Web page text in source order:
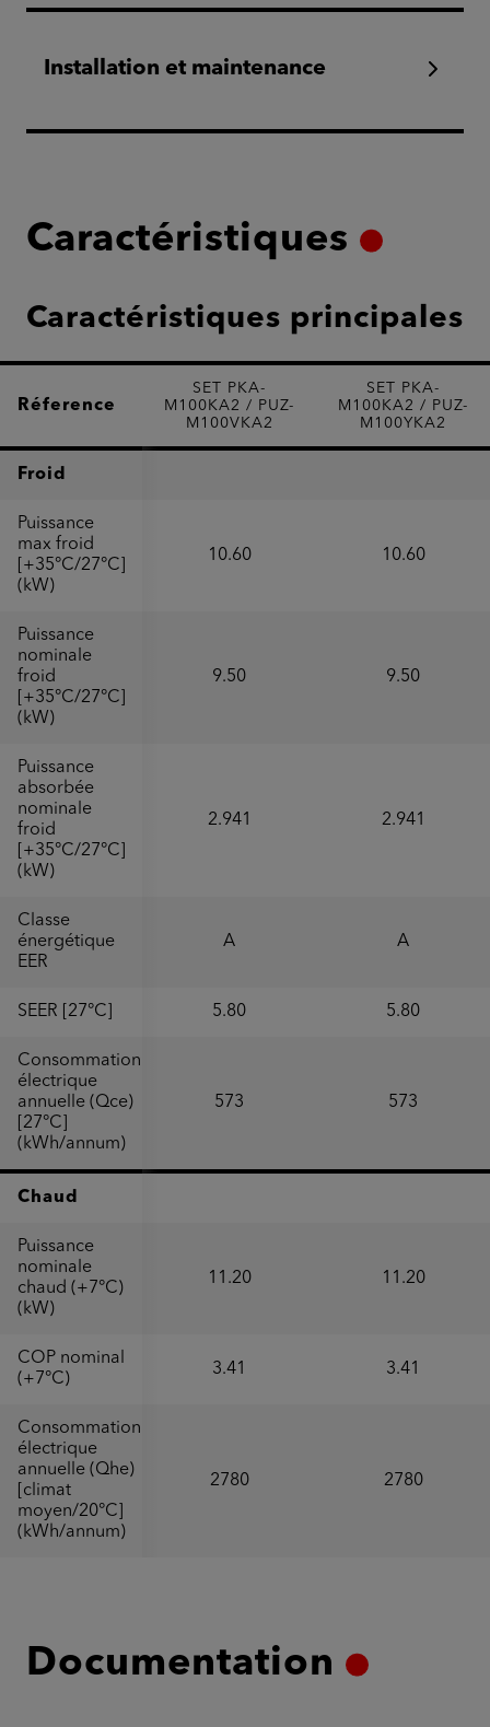
Installation et maintenance
Caractéristiques
Caractéristiques principales
Réference
SET PKA-
M100KA2 / PUZ-
M100VKA2
SET PKA-
M100KA2 / PUZ-
M100YKA2
Froid
Puissance
max froid
[+35°C/27°C]
(kW)
Puissance
nominale
froid
[+35°C/27°C]
(kW)
Puissance
absorbée
nominale
froid
[+35°C/27°C]
(kW)
Classe
énergétique
EER
SEER [27°C]
Consommation
électrique
annuelle (Qce)
[27°C]
(kWh/annum)
Chaud
Puissance
nominale
chaud (+7°C)
(kW)
COP nominal
(+7°C)
Consommation
électrique
annuelle (Qhe)
[climat
moyen/20°C]
(kWh/annum)
10.60
9.50
2.941
A
5.80
573
11.20
3.41
2780
10.60
9.50
2.941
A
5.80
573
11.20
3.41
2780
Documentation